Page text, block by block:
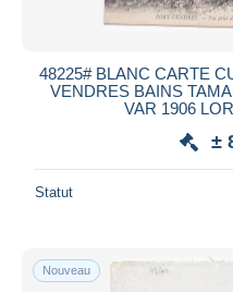
Toutes les durées
depuis
Fermant
Prix
Livraison gratuite
48225# BLANC CARTE
VENDRES BAINS
VAR 1906
±
Statut
Nouveau